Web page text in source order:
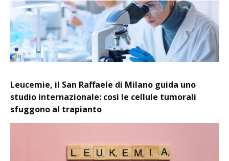
Leucemie, il San Raffaele di Milano guida uno
studio internazionale: così le cellule tumorali
sfuggono al trapianto